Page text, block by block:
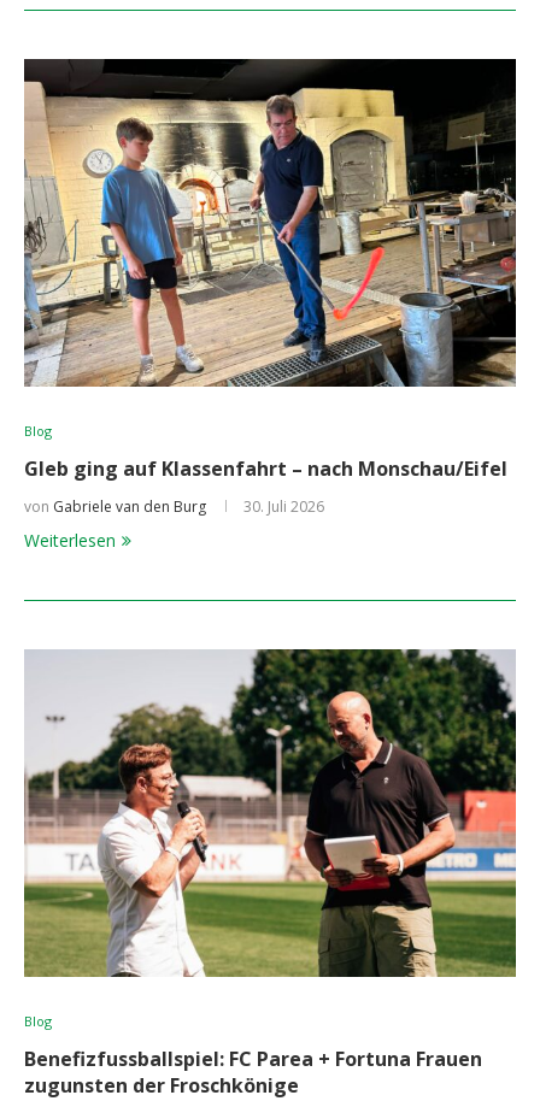
Blog
Gleb ging auf Klassenfahrt – nach Monschau/Eifel
von Gabriele van den Burg 30. Juli 2026
Weiterlesen
Blog
Benefizfussballspiel: FC Parea + Fortuna Frauen
zugunsten der Froschkönige